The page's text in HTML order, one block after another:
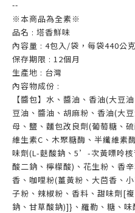
--
※本商品為全素※
品名 : 塔香鮮味
內容量 : 4包入/袋，每袋440公克
保存期限 : 12個月
生產地 : 台灣
內容物成份 :
【醬包】水、醬油、香油(大豆
豆油、醬油、胡麻粉、香油(大
母、鹽、麵包改良劑(葡萄糖、
維生素C、木聚糖酶、半纖維素
味劑(L-麩酸鈉、5’-次黃嘌呤
酸二鈉、檸檬酸)、花生粉、香
香、咖哩粉(薑黃粉、大茴香、
子粉、辣椒粉、香料、甜味劑[
鈉、甘草酸鈉)]}、羅勒、糖、